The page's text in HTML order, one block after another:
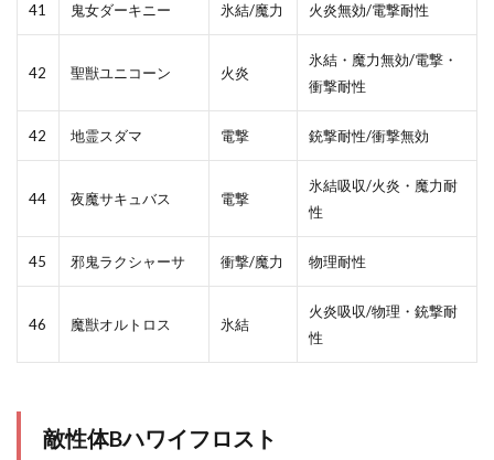
41 鬼女ダーキニー 氷結/魔力 火炎無効/電撃耐性
42 聖獣ユニコーン 火炎
氷結・魔力無効/電撃・
衝撃耐性
42 地霊スダマ 電撃 銃撃耐性/衝撃無効
44 夜魔サキュバス 電撃
氷結吸収/火炎・魔力耐
性
45 邪鬼ラクシャーサ 衝撃/魔力 物理耐性
46 魔獣オルトロス 氷結
火炎吸収/物理・銃撃耐
性
敵性体Bハワイフロスト